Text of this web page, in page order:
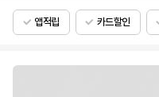
앱적립 카드할인